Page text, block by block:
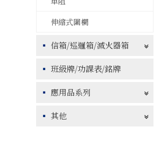
伸縮式圍欄
信箱/巡邏箱/滅火器箱
班級牌/功課表/銘牌
應用品系列
其他